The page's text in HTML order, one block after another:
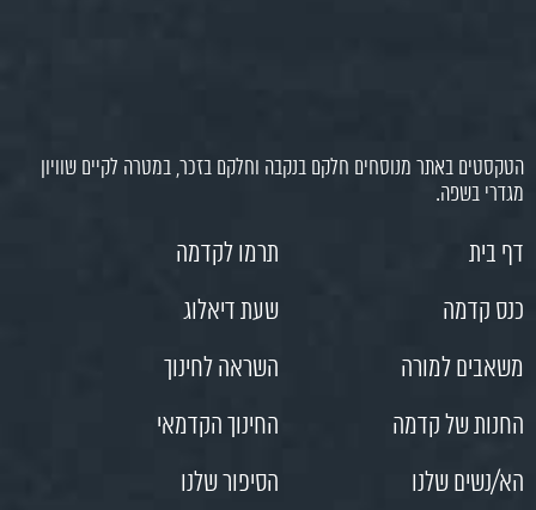
הטקסטים באתר מנוסחים חלקם בנקבה וחלקם בזכר, במטרה לקיים שוויון
מגדרי בשפה.
דף בית
תרמו לקדמה
כנס קדמה
שעת דיאלוג
משאבים למורה
השראה לחינוך
החנות של קדמה
החינוך הקדמאי
הא/נשים שלנו
הסיפור שלנו